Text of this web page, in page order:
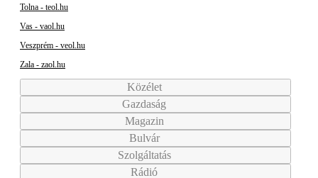
Tolna - teol.hu
Vas - vaol.hu
Veszprém - veol.hu
Zala - zaol.hu
Közélet
Gazdaság
Magazin
Bulvár
Szolgáltatás
Rádió